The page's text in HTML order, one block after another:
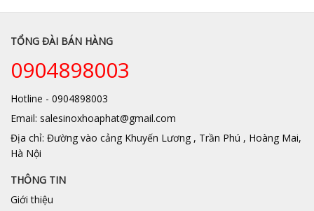
TỔNG ĐÀI BÁN HÀNG
0904898003
Hotline - 0904898003
Email: salesinoxhoaphat@gmail.com
Địa chỉ: Đường vào cảng Khuyến Lương , Trần Phú , Hoàng Mai,
Hà Nội
THÔNG TIN
Giới thiệu